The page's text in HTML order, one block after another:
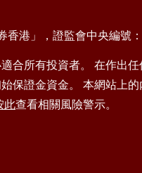
香港」，證監會中央編號
合所有投資者。 在作出
保證金資金。 本網站上
此查看相關風險警示。